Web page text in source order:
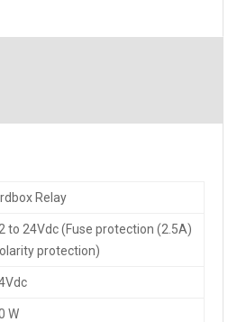
Relay
to 24Vdc (Fuse protection (2.5A)
protection)
W